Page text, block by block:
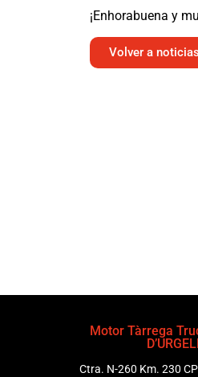
¡Enhorabuena y
Volver a noticias
Motor Tàrrega
Ctra. N-260 Km. 230